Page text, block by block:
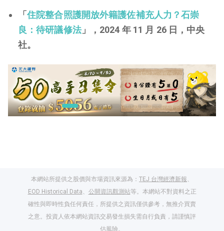
「住院整合照護開放外籍護佐補充人力？石崇
良：待研議修法」，2024 年 11 月 26 日，中央
社。
本網站所提供之股價與市場資訊來源為： TEJ 台灣經濟新報、
EOD Historical Data、 公開資訊觀測站等。本網站不對資料之正
確性與即時性負任何責任，所提供之資訊僅供參考，無推介買賣
之意。投資人依本網站資訊交易發生損失需自行負責，請謹慎評
估風險。